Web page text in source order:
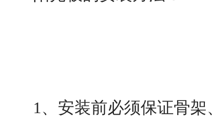
1、安装前必须保证骨架、